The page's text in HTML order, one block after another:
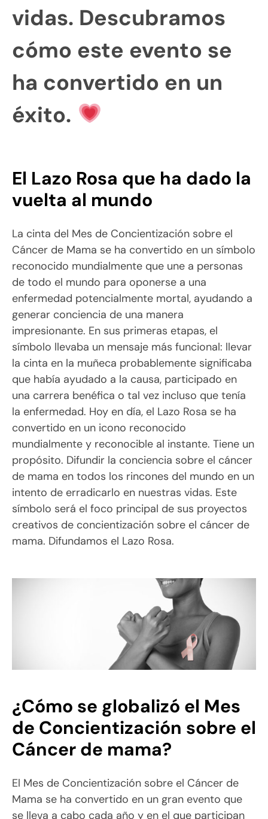
vidas. Descubramos
cómo este evento se
ha convertido en un
éxito.
El Lazo Rosa que ha dado la
vuelta al mundo
La cinta del Mes de Concientización sobre el
Cáncer de Mama se ha convertido en un símbolo
reconocido mundialmente que une a personas
de todo el mundo para oponerse a una
enfermedad potencialmente mortal, ayudando a
generar conciencia de una manera
impresionante. En sus primeras etapas, el
símbolo llevaba un mensaje más funcional: llevar
la cinta en la muñeca probablemente significaba
que había ayudado a la causa, participado en
una carrera benéfica o tal vez incluso que tenía
la enfermedad. Hoy en día, el Lazo Rosa se ha
convertido en un icono reconocido
mundialmente y reconocible al instante. Tiene un
propósito. Difundir la conciencia sobre el cáncer
de mama en todos los rincones del mundo en un
intento de erradicarlo en nuestras vidas. Este
símbolo será el foco principal de sus proyectos
creativos de concientización sobre el cáncer de
mama. Difundamos el Lazo Rosa.
¿Cómo se globalizó el Mes
de Concientización sobre el
Cáncer de mama?
El Mes de Concientización sobre el Cáncer de
Mama se ha convertido en un gran evento que
se lleva a cabo cada año y en el que participan